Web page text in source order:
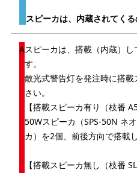
スピーカは、内蔵されてくる
スピーカは、搭載（内蔵）
す。
散光式警告灯を発注時に搭
さい。
【搭載スピーカ有り（枝番
50Wスピーカ（SPS-50N ネ
カ）を2個、前後方向で搭載
【搭載スピーカ無し（枝番